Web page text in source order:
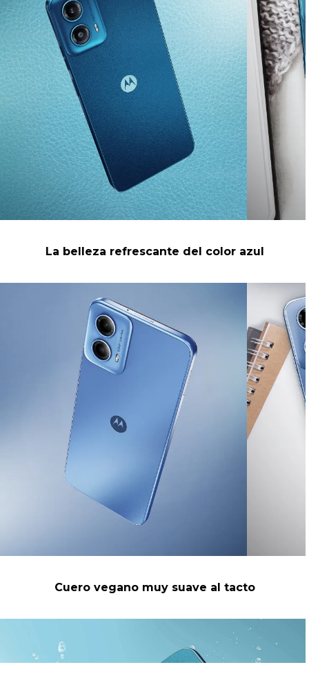
La belleza refrescante del color azul
Cuero vegano muy suave al tacto